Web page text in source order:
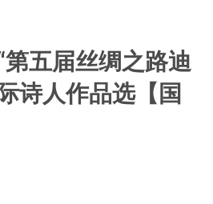
五届丝绸之路迪
诗人作品选【国